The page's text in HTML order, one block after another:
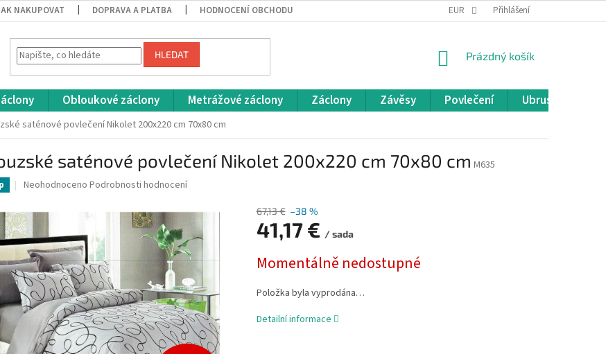
NAKUPOVAT DOPRAVA A PLATBA HODNOCENÍ OBCHODU OBCHODNÍ PODMÍNKY
EUR Přihlášení
HLEDAT
NÁKUPNÍ
Prázdný košík
Obloukové záclony Metrážové záclony Záclony Závěsy Povlečení Ubrusy
saténové povlečení Nikolet 200x220 cm 70x80 cm
saténové povlečení Nikolet 200x220 cm 70x80 cm M635
Průměrné
produktu
je
0,0
z
5
hvězdiček.
Neohodnoceno Podrobnosti hodnocení
67,13 € –38 %
41,17 € / sada
cena:
Momentálně nedostupné
Položka byla vyprodána…
Detailní informace